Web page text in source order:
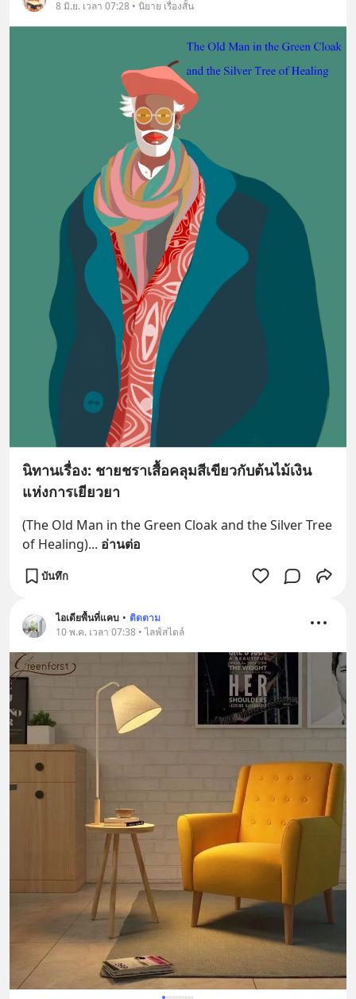
8 มิ.ย. เวลา 07:28 • นิยาย เรื่องสั้น
นิทานเรื่อง: ชายชราเสื้อคลุมสีเขียวกับต้นไม้เงิน
แห่งการเยียวยา
(The Old Man in the Green Cloak and the Silver Tree
of Healing)... อ่านต่อ
บันทึก
ไอเดียพื้นที่แคบ • ติดตาม
10 พ.ค. เวลา 07:38 • ไลฟ์สไตล์